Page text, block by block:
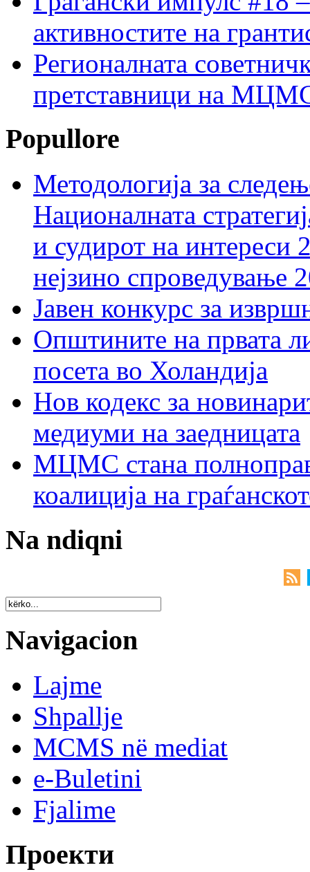
активностите на
Регионалната
претставници на МЦМС
Popullore
Методологија за
Националната
и судирот на интереси
нејзино спроведување
Јавен конкурс за
Општините на првата
посета во Холандија
Нов кодекс за
медиуми на заедницата
МЦМС стана
коалиција на
Na ndiqni
Navigacion
Lajme
Shpallje
MCMS në mediat
e-Buletini
Fjalime
Проекти